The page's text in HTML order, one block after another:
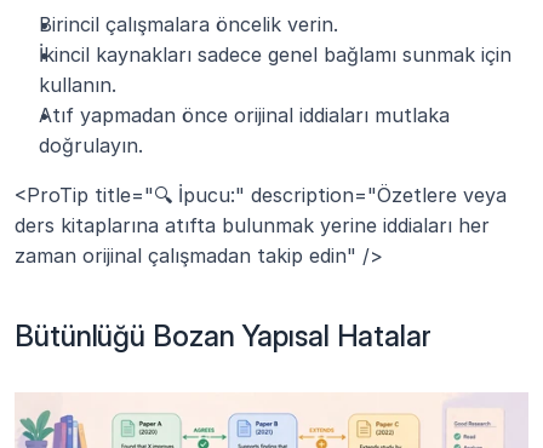
Birincil çalışmalara öncelik verin.
İkincil kaynakları sadece genel bağlamı sunmak için
kullanın.
Atıf yapmadan önce orijinal iddiaları mutlaka
doğrulayın.
<ProTip title="🔍 İpucu:" description="Özetlere veya
ders kitaplarına atıfta bulunmak yerine iddiaları her
zaman orijinal çalışmadan takip edin" />
Bütünlüğü Bozan Yapısal Hatalar